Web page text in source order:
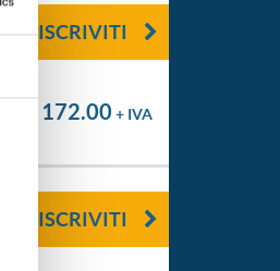
ISCRIVITI
€ 172.00 + IVA
ISCRIVITI